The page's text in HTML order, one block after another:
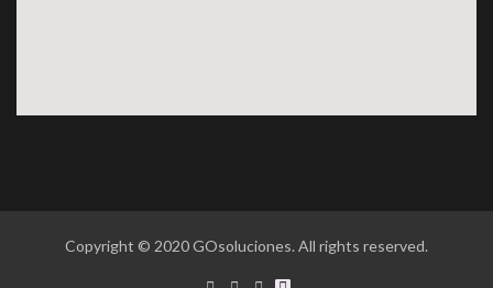
Copyright © 2020 GOsoluciones. All rights reserved.